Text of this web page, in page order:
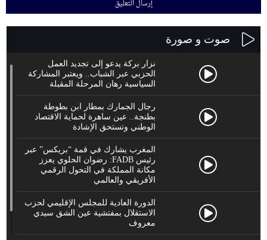
صوت و صورة
نزار بركة يدعو إلى تجديد العمل
الحزبي عبر الشباب.. ويعتبر المشاركة
السياسية رهان المرحلة المقبلة
رجال الجمارك بمطار ابن بطوطة
بطنجة.. عين ساهرة لحماية الاقتصاد
الوطني وتستحق الإشادة
المغرب يشارك في قمة “بريكس” عبر
رئيس FADB: رضوان الحلوي يعزز
مكانة المملكة في التحول الرقمي
الأفريقي والعالمي
الدورة العادية للمجلس الإقليمي لحزب
الاستقلال بمفتشية عين الشق سيدي
معروف